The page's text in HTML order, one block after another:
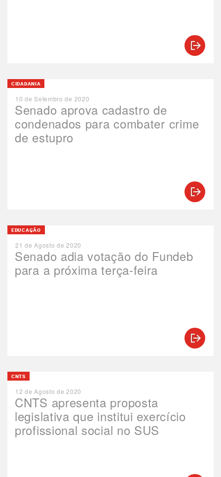
Senado aprova cadastro de
condenados para combater crime
de estupro
CIDADANIA
10 de Setembro de 2020
Senado adia votação do Fundeb
para a próxima terça-feira
EDUCAÇÃO
21 de Agosto de 2020
CNTS apresenta proposta
legislativa que institui exercício
profissional social no SUS
CNTS
12 de Agosto de 2020